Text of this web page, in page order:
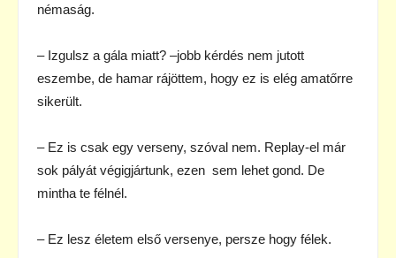
némaság.
– Izgulsz a gála miatt? –jobb kérdés nem jutott
eszembe, de hamar rájöttem, hogy ez is elég amatőrre
sikerült.
– Ez is csak egy verseny, szóval nem. Replay-el már
sok pályát végigjártunk, ezen sem lehet gond. De
mintha te félnél.
– Ez lesz életem első versenye, persze hogy félek.